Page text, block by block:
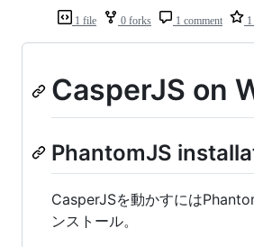
1 file 0 forks 1 comment
CasperJS on
PhantomJS
CasperJSを動かすには
ンストール。